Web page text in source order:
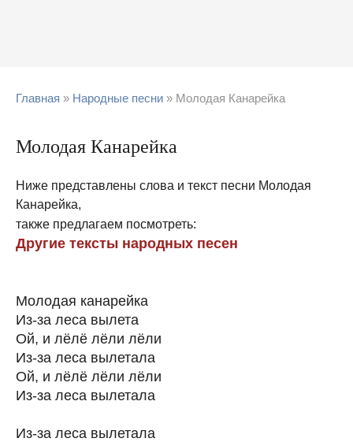
Главная » Народные песни » Молодая Канарейка
Молодая Канарейка
Ниже представлены слова и текст песни Молодая
Канарейка,
также предлагаем посмотреть:
Другие тексты народных песен
Молодая канарейка
Из-за леса вылета
Ой, и лёлё лёли лёли
Из-за леса вылетала
Ой, и лёлё лёли лёли
Из-за леса вылетала
Из-за леса вылетала